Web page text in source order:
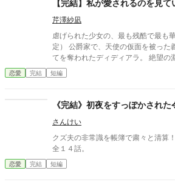
【完結】私が愛されるのを見て
芹澤紗凪
虐げられた少女の、最も残酷で最も
定） 公爵家で、天使の仮面を被った義理の妹、ララフィーナに全
てを奪われたディディアラ。 絶望の淵で、彼女は一族に伝わる
「血縁者の姿と入れ替わる」という特殊
ィアラは、憎き義妹と入れ替わることを決意。 完璧
く。 立場と顔が入れ替わった二人の少女が織りなす、壮絶なダ
ークファンタジー。
恋愛 完結 短編
《完結》初夜をすっぽかされ
さんけい
クズ夫の非常識を帳簿で粛々と清算
全１４話。
恋愛 完結 短編